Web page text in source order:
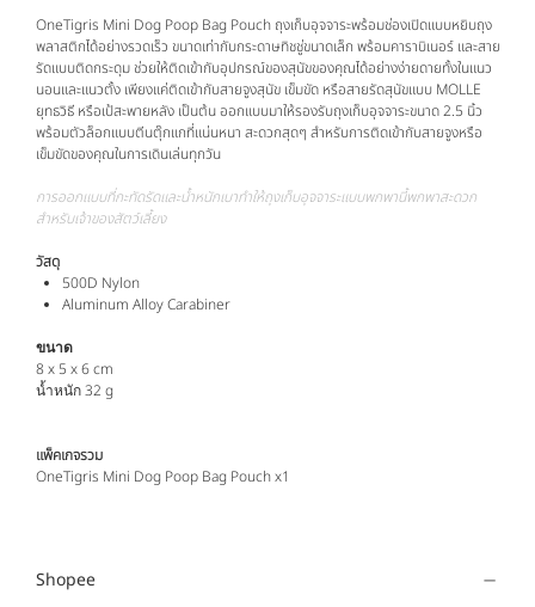
OneTigris Mini Dog Poop Bag Pouch ถุงเก็บอุจจาระพร้อมช่องเปิดแบบหยิบถุง
พลาสติกได้อย่างรวดเร็ว ขนาดเท่ากับกระดาษทิชชู่ขนาดเล็ก พร้อมคาราบิเนอร์ และสาย
รัดแบบติดกระดุม ช่วยให้ติดเข้ากับอุปกรณ์ของสุนัขของคุณได้อย่างง่ายดายทั้งในแนว
นอนและแนวตั้ง เพียงแค่ติดเข้ากับสายจูงสุนัข เข็มขัด หรือสายรัดสุนัขแบบ MOLLE
ยุทธวิธี หรือเป้สะพายหลัง เป็นต้น ออกแบบมาให้รองรับถุงเก็บอุจจาระขนาด 2.5 นิ้ว
พร้อมตัวล็อกแบบตีนตุ๊กแกที่แน่นหนา สะดวกสุดๆ สำหรับการติดเข้ากับสายจูงหรือ
เข็มขัดของคุณในการเดินเล่นทุกวัน
การออกแบบที่กะทัดรัดและน้ำหนักเบาทำให้ถุงเก็บอุจจาระแบบพกพานี้พกพาสะดวก
สำหรับเจ้าของสัตว์เลี้ยง
วัสดุ
500D Nylon
Aluminum Alloy Carabiner
ขนาด
8 x 5 x 6 cm
น้ำหนัก 32 g
แพ็คเกจรวม
OneTigris Mini Dog Poop Bag Pouch x1
Shopee